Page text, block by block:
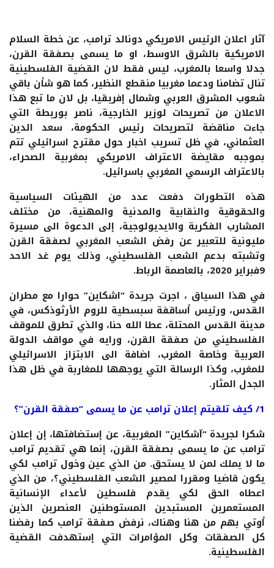
آثار اعلان الرئيس الامريكي دونالد ترامب، عن خطة السلام
الامريكية بالشرق الاوسط، او ما يسمى بصفقة القرن،
جدلا واسعا بالمغرب، ليس فقط لان القضية الفلسطينية
تنال تضامنا ودعما مغربيا منقطع النظير، كما هو شأن باقي
شعوب المشرق العربي وشمال إفريقيا، بل لان ما تبع هذا
الاعلان من تصريحات لوزير الخارجية، ناصر بوريطة التي
جاءت مناقضة لتصريحات رئيس الحكومة، سعد الدين
العثماني، في ظل تسريب اخبار حول مقترح اسرائيلي تتم
بموجبه مقايضة الاعتراف الامريكي بمغربية الصحراء،
بالاعتراف الرسمي المغربي باسرائيل.
هذه التطورات دفعت عدد من الهيئات السياسية
والحقوقية والنقابية والمدنية والمهنية، من مختلف
المشارب الفكرية والايديولوجية، إلى الدعوة الى مسيرة
مليونية للتعبير عن رفض الشعب المغربي لصفقة القرن
وتشبته بدعم الشعب الفلسطيني، وذلك يوم غد الاحد
9فبراير 2020، بالعاصمة الرباط.
في هذا السياق ، اجرت جريدة “اشكاين” حوارا مع مطران
القدس، ورئيس أساقفة سبسطية للروم الأرثوذكس، في
مدينة القدس المحتلة، عطا الله حنا، والذي تطرق للموقف
الفلسطيني من صفقة القرن، ورايه في مواقف الدولة
العربية وخاصة المغرب، اضافة الى الابتزاز الاسرائيلي
للمغرب، وكذا الرسالة التي يوجهها للمغاربة في ظل هذا
الجدل المثار.
1/ كيف تلقيتم إعلان ترامب عن ما يسمى “صفقة القرن”؟
شكرا لجريدة “آشكاين” المغربية، عن إستضافتها، إن إعلان
ترامب عن ما يسمى بصفقة القرن، إنما هي تقديم ترامب
ما لا يملك لمن لا يستحق. من الذي عين وخول ترامب لكي
يكون قاضيا ومقررا لمصير الشعب الفلسطيني؟، من الذي
اعطاه الحق لكي يقدم فلسطين لأعداء الإنسانية
المستعمرين المستبدين المستوطنين العنصرين الذين
أوتي بهم من هنا وهناك، نرفض صفقة ترامب كما رفضنا
كل الصفقات وكل المؤامرات التي إستهدفت القضية
الفلسطينية.